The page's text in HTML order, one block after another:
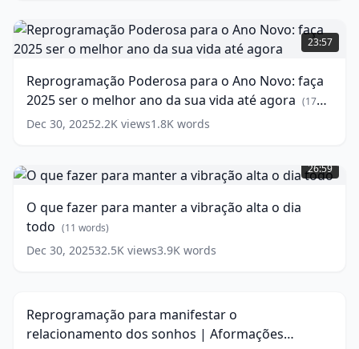
Reprogramação
Poderosa
para
Ano
Novo:
faça
2025
o
melhor
da
sua
vida
23:57
Reprogramação Poderosa para o Ano Novo: faça
2025 ser o melhor ano da sua vida até agora (17
words)
Dec 30, 20252.2K views1.8K words
que
fazer
manter
a
vibração
alta
todo
words)
26:59
O que fazer para manter a vibração alta o dia
todo (11 words)
Dec 30, 202532.5K views3.9K words
Reprogramação
relacionamento
dos
Reprogramação para manifestar o
relacionamento dos sonhos | Aformações